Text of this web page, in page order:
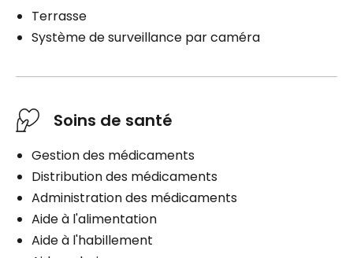
Terrasse
Système de surveillance par caméra
Soins de santé
Gestion des médicaments
Distribution des médicaments
Administration des médicaments
Aide à l'alimentation
Aide à l'habillement